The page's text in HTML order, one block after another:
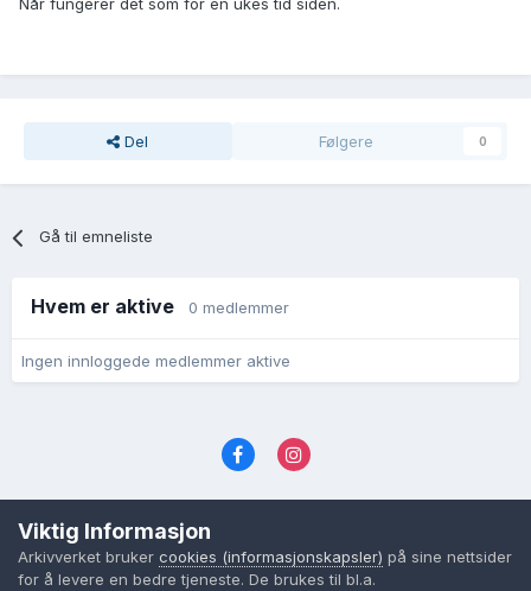
Når fungerer det som for en ukes tid siden.
Del Følgere 0
Gå til emneliste
Hvem er aktive 0 medlemmer
Ingen innloggede medlemmer aktive
Cookies (informasjonskapsler)
Powered by Invision Community
Viktig Informasjon
Arkivverket bruker cookies (informasjonskapsler) på sine nettsider
for å levere en bedre tjeneste. De brukes til bl.a.